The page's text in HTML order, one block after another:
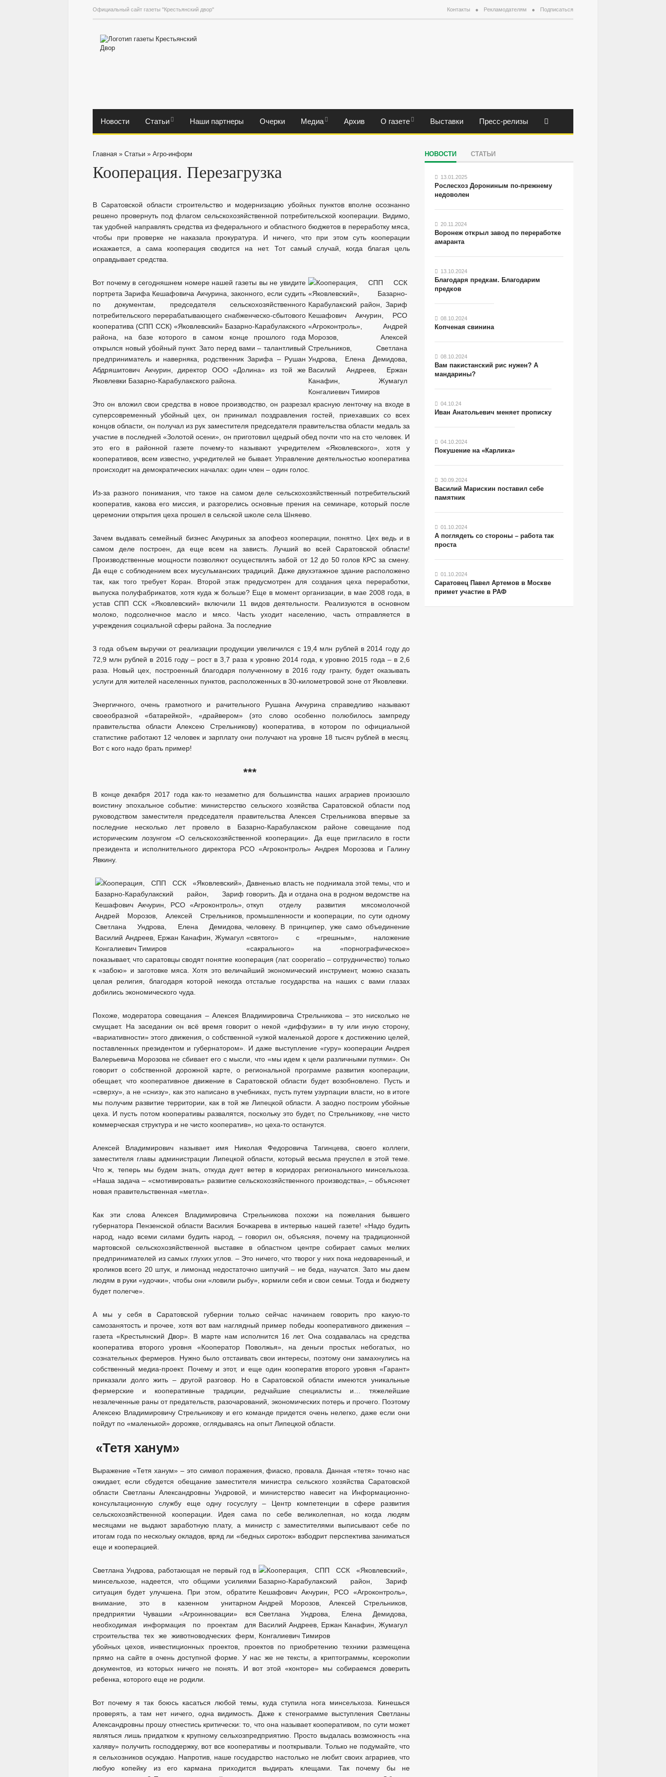
Официальный сайт газеты "Крестьянский двор" Контакты Рекламодателям Подписаться
Новости Статьи Наши партнеры Очерки Медиа Архив О газете Выставки Пресс-релизы
Главная » Статьи » Агро-информ
Кооперация. Перезагрузка
В Саратовской области строительство и модернизацию убойных пунктов вполне осознанно
решено провернуть под флагом сельскохозяйственной потребительской кооперации. Видимо,
так удобней направлять средства из федерального и областного бюджетов в переработку мяса,
чтобы при проверке не наказала прокуратура. И ничего, что при этом суть кооперации
искажается, а сама кооперация сводится на нет. Тот самый случай, когда благая цель
оправдывает средства.
Вот почему в сегодняшнем номере нашей газеты вы не увидите
портрета Зарифа Кешафовича Акчурина, законного, если судить
по документам, председателя сельскохозяйственного
потребительского перерабатывающего снабженческо-сбытового
кооператива (СПП ССК) «Яковлевский» Базарно-Карабулакского
района, на базе которого в самом конце прошлого года
открылся новый убойный пункт. Зато перед вами – талантливый
предприниматель и наверняка, родственник Зарифа – Рушан
Абдряшитович Акчурин, директор ООО «Долина» из той же
Яковлевки Базарно-Карабулакского района.
Это он вложил свои средства в новое производство, он разрезал красную ленточку на входе в
суперсовременный убойный цех, он принимал поздравления гостей, приехавших со всех
концов области, он получал из рук заместителя председателя правительства области медаль за
участие в последней «Золотой осени», он приготовил щедрый обед почти что на сто человек. И
это его в районной газете почему-то называют учредителем «Яковлевского», хотя у
кооперативов, всем известно, учредителей не бывает. Управление деятельностью кооператива
происходит на демократических началах: один член – один голос.
Из-за разного понимания, что такое на самом деле сельскохозяйственный потребительский
кооператив, какова его миссия, и разгорелись основные прения на семинаре, который после
церемонии открытия цеха прошел в сельской школе села Шняево.
Зачем выдавать семейный бизнес Акчуриных за апофеоз кооперации, понятно. Цех ведь и в
самом деле построен, да еще всем на зависть. Лучший во всей Саратовской области!
Производственные мощности позволяют осуществлять забой от 12 до 50 голов КРС за смену.
Да еще с соблюдением всех мусульманских традиций. Даже двухэтажное здание расположено
так, как того требует Коран. Второй этаж предусмотрен для создания цеха переработки,
выпуска полуфабрикатов, хотя куда ж больше? Еще в момент организации, в мае 2008 года, в
устав СПП ССК «Яковлевский» включили 11 видов деятельности. Реализуются в основном
молоко, подсолнечное масло и мясо. Часть уходит населению, часть отправляется в
учреждения социальной сферы района. За последние
3 года объем выручки от реализации продукции увеличился с 19,4 млн рублей в 2014 году до
72,9 млн рублей в 2016 году – рост в 3,7 раза к уровню 2014 года, к уровню 2015 года – в 2,6
раза. Новый цех, построенный благодаря полученному в 2016 году гранту, будет оказывать
услуги для жителей населенных пунктов, расположенных в 30-километровой зоне от Яковлевки.
Энергичного, очень грамотного и рачительного Рушана Акчурина справедливо называют
своеобразной «батарейкой», «драйвером» (это слово особенно полюбилось зампреду
правительства области Алексею Стрельникову) кооператива, в котором по официальной
статистике работают 12 человек и зарплату они получают на уровне 18 тысяч рублей в месяц.
Вот с кого надо брать пример!
***
В конце декабря 2017 года как-то незаметно для большинства наших аграриев произошло
воистину эпохальное событие: министерство сельского хозяйства Саратовской области под
руководством заместителя председателя правительства Алексея Стрельникова впервые за
последние несколько лет провело в Базарно-Карабулакском районе совещание под
историческим лозунгом «О сельскохозяйственной кооперации». Да еще пригласило в гости
президента и исполнительного директора РСО «Агроконтроль» Андрея Морозова и Галину
Явкину.
Давненько власть не поднимала этой темы, что и
говорить. Да и отдана она в родном ведомстве на
откуп отделу развития мясомолочной
промышленности и кооперации, по сути одному
человеку. В принципер, уже само объединение
«святого» с «грешным», наложение
«сакрального» на «порнографическое»
показывает, что саратовцы сводят понятие кооперация (лат. cooperatio – сотрудничество) только
к «забою» и заготовке мяса. Хотя это величайший экономический инструмент, можно сказать
целая религия, благодаря которой некогда отсталые государства на наших с вами глазах
добились экономического чуда.
Похоже, модератора совещания – Алексея Владимировича Стрельникова – это нисколько не
смущает. На заседании он всё время говорит о некой «диффузии» в ту или иную сторону,
«вариативности» этого движения, о собственной «узкой маленькой дороге к достижению целей,
поставленных президентом и губернатором». И даже выступление «гуру» кооперации Андрея
Валерьевича Морозова не сбивает его с мысли, что «мы идем к цели различными путями». Он
говорит о собственной дорожной карте, о региональной программе развития кооперации,
обещает, что кооперативное движение в Саратовской области будет возобновлено. Пусть и
«сверху», а не «снизу», как это написано в учебниках, пусть путем узурпации власти, но в итоге
мы получим развитие территории, как в той же Липецкой области. А заодно построим убойные
цеха. И пусть потом кооперативы развалятся, поскольку это будет, по Стрельникову, «не чисто
коммерческая структура и не чисто кооператив», но цеха-то останутся.
Алексей Владимирович называет имя Николая Федоровича Тагинцева, своего коллеги,
заместителя главы администрации Липецкой области, который весьма преуспел в этой теме.
Что ж, теперь мы будем знать, откуда дует ветер в коридорах регионального минсельхоза.
«Наша задача – «смотивировать» развитие сельскохозяйственного производства», – объясняет
новая правительственная «метла».
Как эти слова Алексея Владимировича Стрельникова похожи на пожелания бывшего
губернатора Пензенской области Василия Бочкарева в интервью нашей газете! «Надо будить
народ, надо всеми силами будить народ, – говорил он, объясняя, почему на традиционной
мартовской сельскохозяйственной выставке в областном центре собирает самых мелких
предпринимателей из самых глухих углов. – Это ничего, что творог у них пока недоваренный, и
кроликов всего 20 штук, и лимонад недостаточно шипучий – не беда, научатся. Зато мы даем
людям в руки «удочки», чтобы они «ловили рыбу», кормили себя и свои семьи. Тогда и бюджету
будет полегче».
А мы у себя в Саратовской губернии только сейчас начинаем говорить про какую-то
самозанятость и прочее, хотя вот вам наглядный пример победы кооперативного движения –
газета «Крестьянский Двор». В марте нам исполнится 16 лет. Она создавалась на средства
кооператива второго уровня «Кооператор Поволжья», на деньги простых небогатых, но
сознательных фермеров. Нужно было отстаивать свои интересы, поэтому они замахнулись на
собственный медиа-проект. Почему и этот, и еще один кооператив второго уровня «Гарант»
приказали долго жить – другой разговор. Но в Саратовской области имеются уникальные
фермерские и кооперативные традиции, редчайшие специалисты и… тяжелейшие
незалеченные раны от предательств, разочарований, экономических потерь и прочего. Поэтому
Алексею Владимировичу Стрельникову и его команде придется очень нелегко, даже если они
пойдут по «маленькой» дорожке, оглядываясь на опыт Липецкой области.
«Тетя ханум»
Выражение «Тетя ханум» – это символ поражения, фиаско, провала. Данная «тетя» точно нас
ожидает, если сбудется обещание заместителя министра сельского хозяйства Саратовской
области Светланы Александровны Ундровой, и министерство навесит на Информационно-
консультационную службу еще одну госуслугу – Центр компетенции в сфере развития
сельскохозяйственной кооперации. Идея сама по себе великолепная, но когда людям
месяцами не выдают заработную плату, а министр с заместителями выписывают себе по
итогам года по нескольку окладов, вряд ли «бедных сироток» взбодрит перспектива заниматься
еще и кооперацией.
Светлана Ундрова, работающая не первый год в
минсельхозе, надеется, что общими усилиями
ситуация будет улучшена. При этом, обратите
внимание, это в казенном унитарном
предприятии Чувашии «Агроинновации» вся
необходимая информация по проектам для
строительства тех же животноводческих ферм,
убойных цехов, инвестиционных проектов, проектов по приобретению техники размещена
прямо на сайте в очень доступной форме. У нас же не тексты, а криптограммы, ксерокопии
документов, из которых ничего не понять. И вот этой «конторе» мы собираемся доверить
ребенка, которого еще не родили.
Вот почему я так боюсь касаться любой темы, куда ступила нога минсельхоза. Кинешься
проверять, а там нет ничего, одна видимость. Даже к стенограмме выступления Светланы
Александровны прошу отнестись критически: то, что она называет кооперативом, по сути может
являться лишь придатком к крупному сельхозпредприятию. Просто выдалась возможность «на
халяву» получить господдержку, вот все кооперативы и пооткрывали. Только не подумайте, что
я сельхозников осуждаю. Напротив, наше государство настолько не любит своих аграриев, что
любую копейку из его кармана приходится выдирать клещами. Так почему бы не
НОВОСТИ СТАТЬИ
13.01.2025
Рослесхоз Дорониным по-прежнему
недоволен
20.11.2024
Воронеж открыл завод по переработке
амаранта
13.10.2024
Благодаря предкам. Благодарим
предков
08.10.2024
Копченая свинина
08.10.2024
Вам пакистанский рис нужен? А
мандарины?
04.10.24
Иван Анатольевич меняет прописку
04.10.2024
Покушение на «Карлика»
30.09.2024
Василий Марискин поставил себе
памятник
01.10.2024
А поглядеть со стороны – работа так
проста
01.10.2024
Саратовец Павел Артемов в Москве
примет участие в РАФ